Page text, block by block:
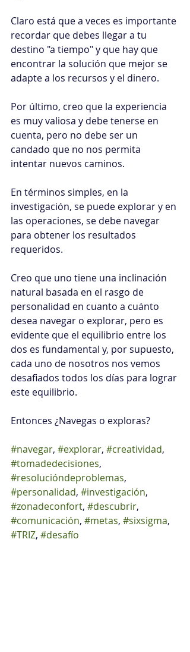
Claro está que a veces es importante
recordar que debes llegar a tu
destino "a tiempo" y que hay que
encontrar la solución que mejor se
adapte a los recursos y el dinero.
Por último, creo que la experiencia
es muy valiosa y debe tenerse en
cuenta, pero no debe ser un
candado que no nos permita
intentar nuevos caminos.
En términos simples, en la
investigación, se puede explorar y en
las operaciones, se debe navegar
para obtener los resultados
requeridos.
Creo que uno tiene una inclinación
natural basada en el rasgo de
personalidad en cuanto a cuánto
desea navegar o explorar, pero es
evidente que el equilibrio entre los
dos es fundamental y, por supuesto,
cada uno de nosotros nos vemos
desafiados todos los días para lograr
este equilibrio.
Entonces ¿Navegas o exploras?
#navegar, #explorar, #creatividad,
#tomadedecisiones,
#resolucióndeproblemas,
#personalidad, #investigación,
#zonadeconfort, #descubrir,
#comunicación, #metas, #sixsigma,
#TRIZ, #desafío